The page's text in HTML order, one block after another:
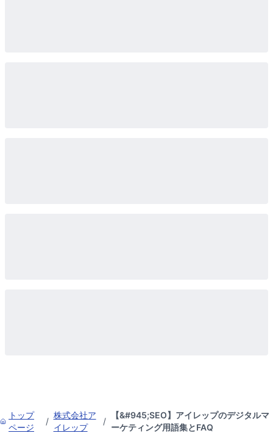
トップ
ページ
/
株式会社ア
イレップ
/
【&#945;SEO】アイレップのデジタルマ
ーケティング用語集とFAQ